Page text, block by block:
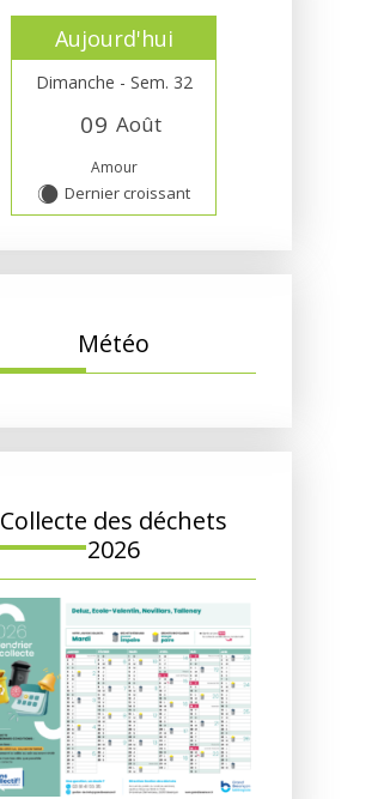
Aujourd'hui
Dimanche - Sem. 32
09 Août
Amour
X Dernier croissant
Météo
Collecte des déchets
2026